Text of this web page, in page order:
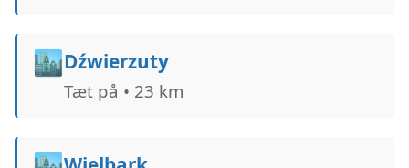
🏙️Dźwierzuty
Tæt på • 23 km